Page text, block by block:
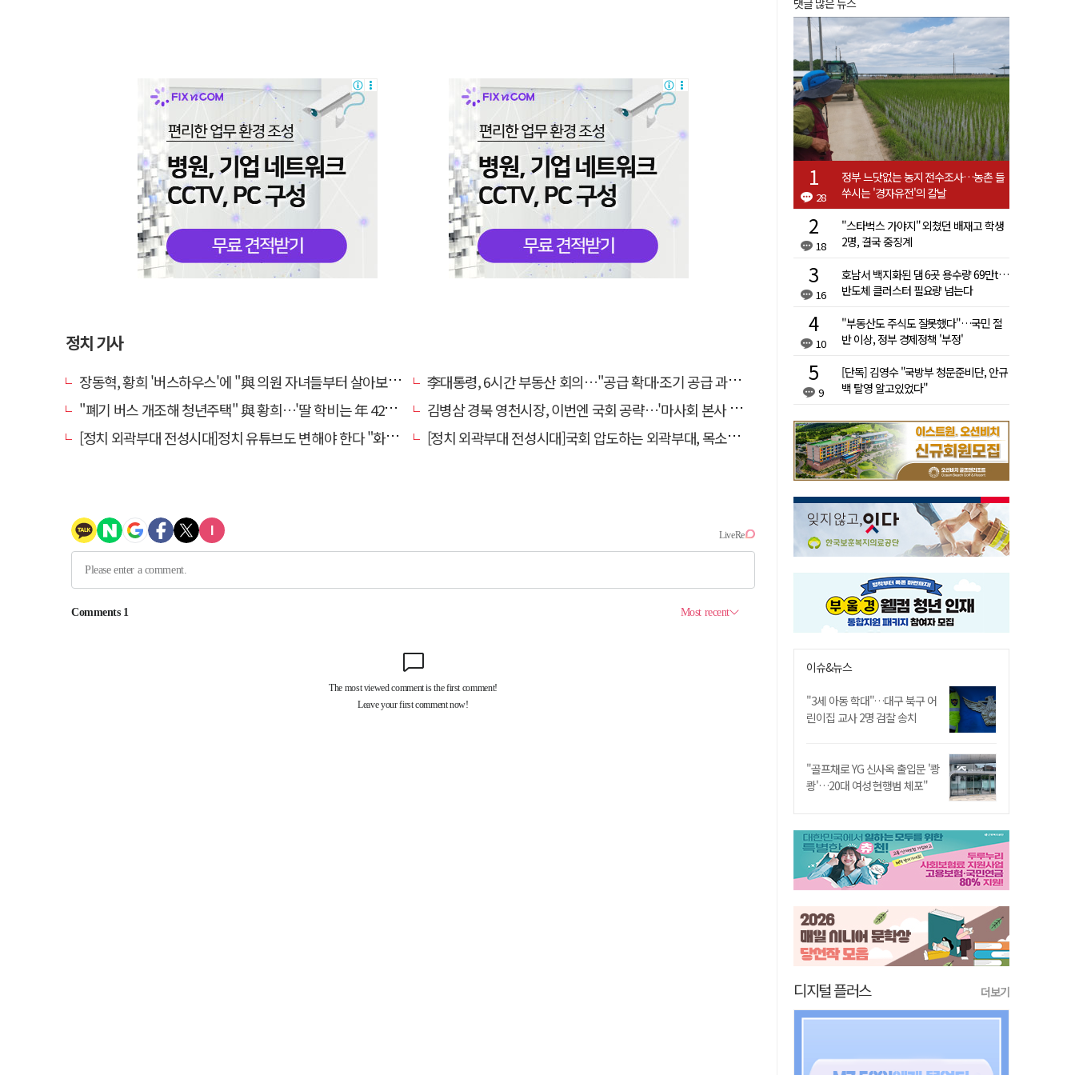
정치 기사
장동혁, 황희 '버스하우스'에 "與 의원 자녀들부터 살아보면 어떨까?"
李대통령, 6시간 부동산 회의…"공급 확대·조기 공급 과감히 실천"
"폐기 버스 개조해 청년주택" 與 황희…'딸 학비는 年 4200만원'
김병삼 경북 영천시장, 이번엔 국회 공략…'마사회 본사 이전·광역교통망 확충' 요청
[정치 외곽부대 전성시대]정치 유튜브도 변해야 한다 "화합과 존중"
[정치 외곽부대 전성시대]국회 압도하는 외곽부대, 목소리 왜 커지나?
댓글 많은 뉴스
28
정부 느닷없는 농지 전수조사…농촌 들
쑤시는 '경자유전'의 칼날
18
"스타벅스 가야지" 외쳤던 배재고 학생
2명, 결국 중징계
16
호남서 백지화된 댐 6곳 용수량 69만t…
반도체 클러스터 필요량 넘는다
10
"부동산도 주식도 잘못했다"…국민 절
반 이상, 정부 경제정책 '부정'
9
[단독] 김영수 "국방부 청문준비단, 안규
백 탈영 알고있었다"
이슈&뉴스
"3세 아동 학대"…대구 북구 어
린이집 교사 2명 검찰 송치
"골프채로 YG 신사옥 출입문 '쾅
쾅'…20대 여성 현행범 체포"
디지털 플러스 더보기